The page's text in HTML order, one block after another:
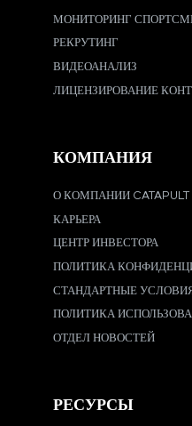
МОНИТОРИНГ
РЕКРУТИНГ
ВИДЕОАНАЛИЗ
ЛИЦЕНЗИРОВАНИЕ
КОМПАНИЯ
О КОМПАНИИ CATAPULT
КАРЬЕРА
ЦЕНТР ИНВЕСТОРА
ПОЛИТИКА
СТАНДАРТНЫЕ
ПОЛИТИКА
ОТДЕЛ НОВОСТЕЙ
РЕСУРСЫ